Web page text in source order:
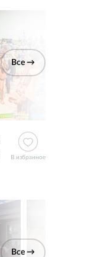
Все →
В избранное
Все →